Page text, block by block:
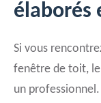
élaborés
Si vous
fenêtre de toit,
un